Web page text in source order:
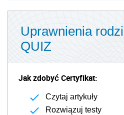
Uprawnienia
QUIZ
Jak zdobyć Certyfikat:
Czytaj artykuły
Rozwiązuj testy